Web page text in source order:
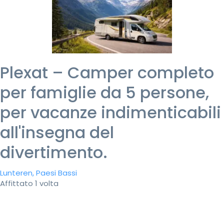
Plexat – Camper completo
per famiglie da 5 persone,
per vacanze indimenticabili
all'insegna del
divertimento.
Lunteren, Paesi Bassi
Affittato 1 volta